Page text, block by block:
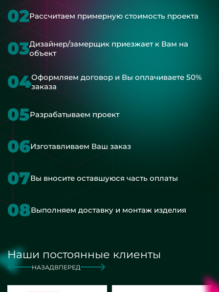
02Рассчитаем примерную стоимость проекта
03Дизайнер/замерщик приезжает к Вам на
объект
04Оформляем договор и Вы оплачиваете 50%
заказа
05Разрабатываем проект
06Изготавливаем Ваш заказ
07Вы вносите оставшуюся часть оплаты
08Выполняем доставку и монтаж изделия
Наши постоянные клиенты
НАЗАД ВПЕРЕД